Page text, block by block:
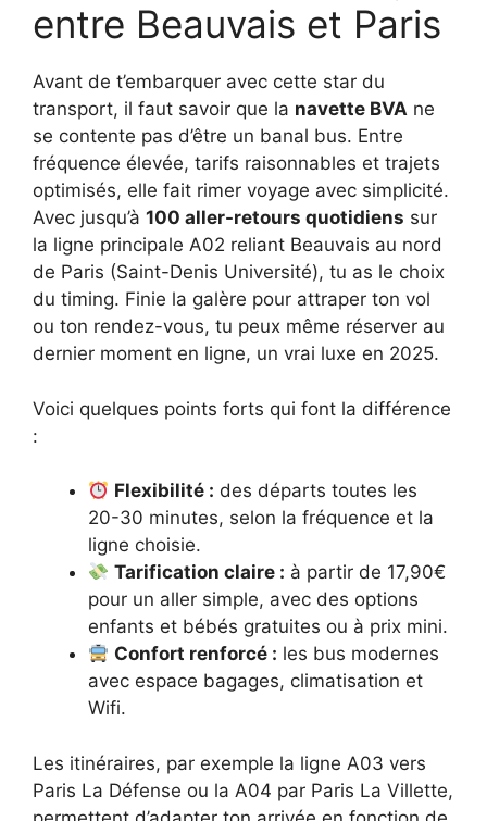
entre Beauvais et Paris
Avant de t’embarquer avec cette star du
transport, il faut savoir que la navette BVA ne
se contente pas d’être un banal bus. Entre
fréquence élevée, tarifs raisonnables et trajets
optimisés, elle fait rimer voyage avec simplicité.
Avec jusqu’à 100 aller-retours quotidiens sur
la ligne principale A02 reliant Beauvais au nord
de Paris (Saint-Denis Université), tu as le choix
du timing. Finie la galère pour attraper ton vol
ou ton rendez-vous, tu peux même réserver au
dernier moment en ligne, un vrai luxe en 2025.
Voici quelques points forts qui font la différence
:
Flexibilité : des départs toutes les
20-30 minutes, selon la fréquence et la
ligne choisie.
Tarification claire : à partir de 17,90€
pour un aller simple, avec des options
enfants et bébés gratuites ou à prix mini.
Confort renforcé : les bus modernes
avec espace bagages, climatisation et
Wifi.
Les itinéraires, par exemple la ligne A03 vers
Paris La Défense ou la A04 par Paris La Villette,